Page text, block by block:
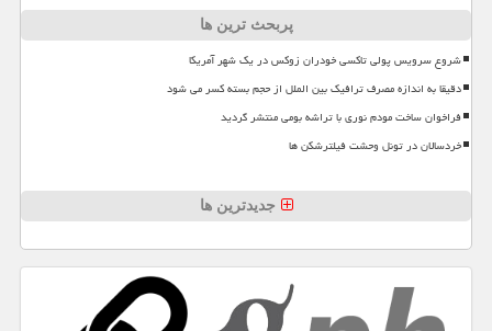
پربحث ترین ها
شروع سرویس پولی تاکسی خودران زوکس در یک شهر آمریکا
دقیقا به اندازه مصرف ترافیک بین الملل از حجم بسته کسر می شود
فراخوان ساخت مودم نوری با تراشه بومی منتشر گردید
خردسالان در تونل وحشت فیلترشکن ها
جدیدترین ها